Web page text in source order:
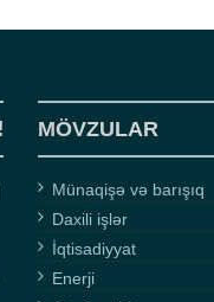
MÖVZULAR
Münaqişə və barışıq
Daxili işlər
İqtisadiyyat
Enerji